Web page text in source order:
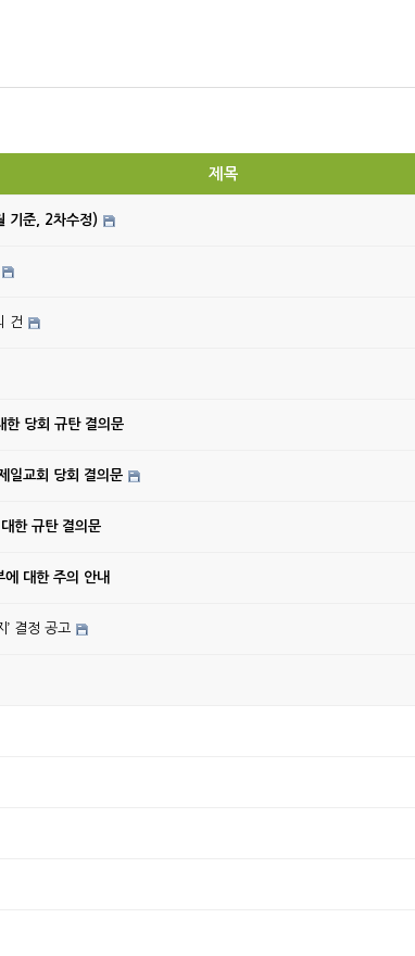
제목
기준, 2차수정)
건
한 당회 규탄 결의문
일교회 당회 결의문
한 규탄 결의문
에 대한 주의 안내
’ 결정 공고